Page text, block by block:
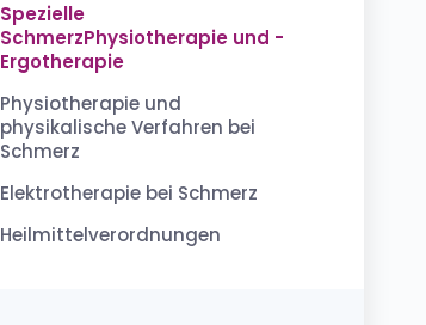
Spezielle
SchmerzPhysiotherapie und -
Ergotherapie
Physiotherapie und
physikalische Verfahren bei
Schmerz
Elektrotherapie bei Schmerz
Heilmittelverordnungen